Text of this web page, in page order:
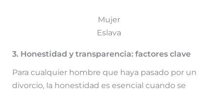
Mujer
Eslava
3. Honestidad y transparencia: factores clave
Para cualquier hombre que haya pasado por un
divorcio, la honestidad es esencial cuando se